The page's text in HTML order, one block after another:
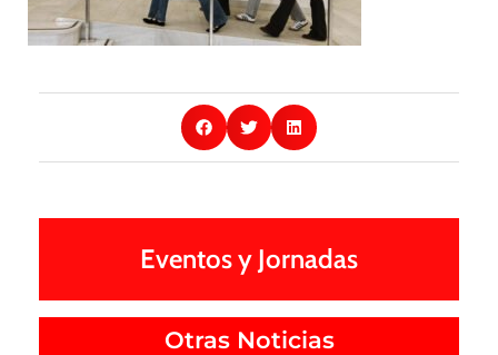
Eventos y Jornadas
Otras Noticias